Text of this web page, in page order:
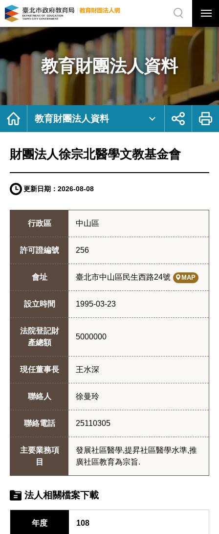
財
團
人
北
醫
會
北
育
網
站
選
選
單
關
網
站
尋
教育財團法人資料
首
教育財團法人資料
展
鈕
列
財團法人徐宗北醫學文教基金會
更新日期： 2026-08-08
行政區 中山區
許可證編號 256
會址 臺北市中山區民生西路24號 MAP
設立時間 1995-03-23
法院登記財
產總額
5000000
現任董事長 王水深
聯絡人 徐曼玲
聯絡電話 25110305
主要業務項
目
發展社區醫學,提昇社區醫學水準,推
廣社區教育為宗旨.
法人相關檔案下載
年度 108